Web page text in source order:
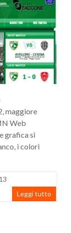
maggiore
Web
grafica si
i colori
Leggi tutto